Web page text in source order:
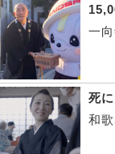
一
死
和